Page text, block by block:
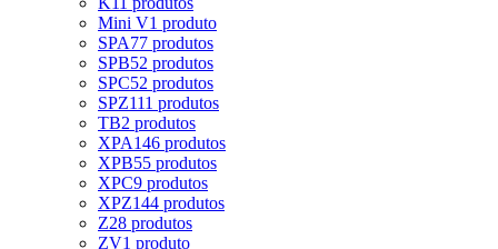
Mini V1 produto
SPA77 produtos
SPB52 produtos
SPC52 produtos
SPZ111 produtos
TB2 produtos
XPA146 produtos
XPB55 produtos
XPC9 produtos
XPZ144 produtos
Z28 produtos
ZV1 produto